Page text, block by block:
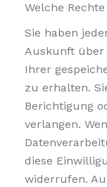
Welche
Sie haben
Auskunft über
Ihrer
zu erhalten.
Berichtigung
verlangen.
diese
widerrufen.